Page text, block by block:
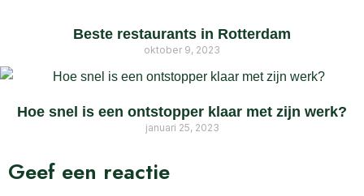
Beste restaurants in Rotterdam
oktober 9, 2023
Hoe snel is een ontstopper klaar met zijn werk?
januari 25, 2023
Geef een reactie